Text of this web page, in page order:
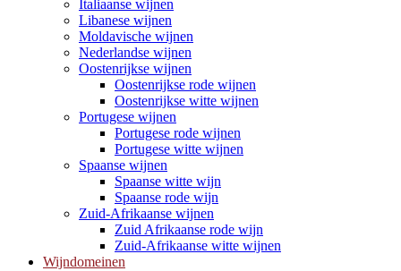
Italiaanse wijnen
Libanese wijnen
Moldavische wijnen
Nederlandse wijnen
Oostenrijkse wijnen
Oostenrijkse rode wijnen
Oostenrijkse witte wijnen
Portugese wijnen
Portugese rode wijnen
Portugese witte wijnen
Spaanse wijnen
Spaanse witte wijn
Spaanse rode wijn
Zuid-Afrikaanse wijnen
Zuid Afrikaanse rode wijn
Zuid-Afrikaanse witte wijnen
Wijndomeinen